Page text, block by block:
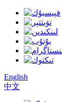
English
中文